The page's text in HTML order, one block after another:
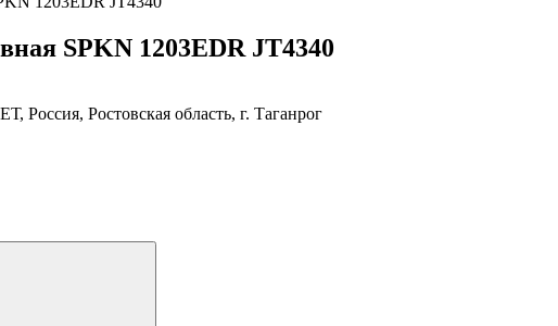
SPKN 1203EDR JT4340
Ростовская область, г. Таганрог